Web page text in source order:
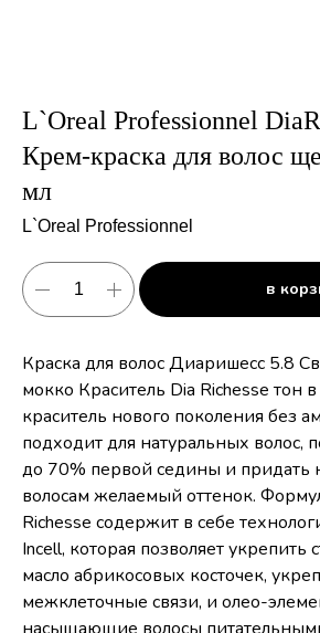
L`Oreal Professionnel
Крем-краска для волос
мл
L`Oreal Professionnel
в
Краска для волос Диаришесс 5.8
мокко Краситель Dia Richesse тон
краситель нового поколения без
подходит для натуральных волос,
до 70% первой седины и придать
волосам желаемый оттенок.
Richesse содержит в себе
Incell, которая позволяет укрепить
масло абрикосовых косточек,
межклеточные связи, и олео-